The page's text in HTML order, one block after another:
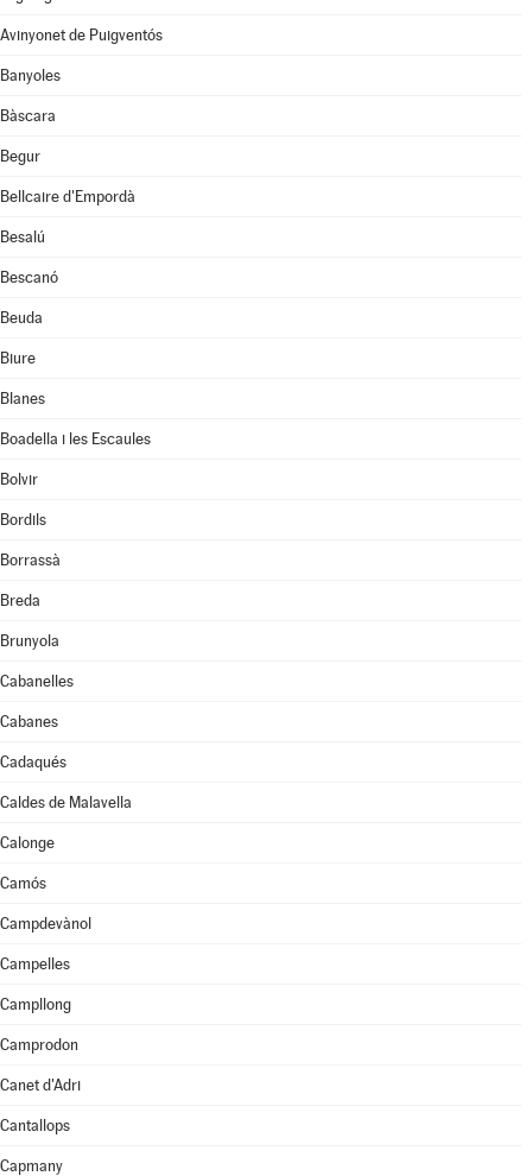
Avinyonet de Puigventós
Banyoles
Bàscara
Begur
Bellcaire d'Empordà
Besalú
Bescanó
Beuda
Biure
Blanes
Boadella i les Escaules
Bolvir
Bordils
Borrassà
Breda
Brunyola
Cabanelles
Cabanes
Cadaqués
Caldes de Malavella
Calonge
Camós
Campdevànol
Campelles
Campllong
Camprodon
Canet d'Adri
Cantallops
Capmany